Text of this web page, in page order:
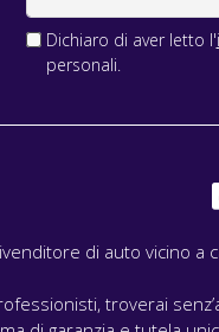
Dichiaro di aver letto l'
personali.
di auto vicino a
troverai